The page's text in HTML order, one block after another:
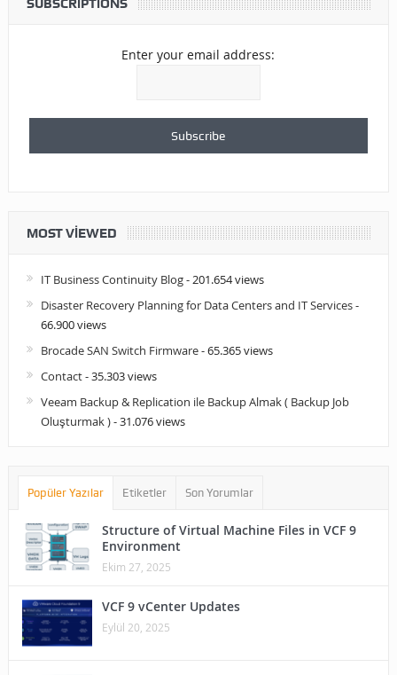
SUBSCRIPTIONS
Enter your email address:
MOST VIEWED
IT Business Continuity Blog- 201.654 views
Disaster Recovery Planning for Data Centers and IT Services-
66.900 views
Brocade SAN Switch Firmware- 65.365 views
Contact- 35.303 views
Veeam Backup & Replication ile Backup Almak ( Backup Job
Oluşturmak )- 31.076 views
Popüler Yazılar Etiketler Son Yorumlar
Structure of Virtual Machine Files in VCF 9
Environment
Ekim 27, 2025
VCF 9 vCenter Updates
Eylül 20, 2025